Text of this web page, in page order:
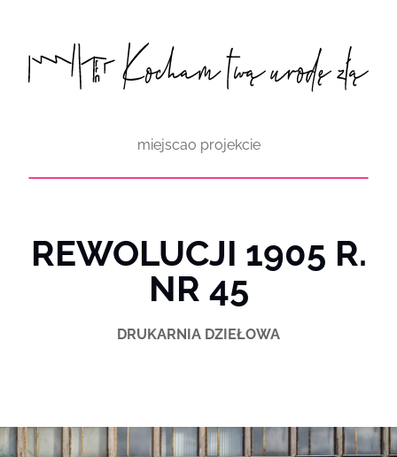
Przejdź
miejscao projekcie
REWOLUCJI 1905 R.
NR 45
DRUKARNIA DZIEŁOWA